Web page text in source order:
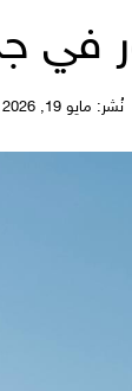
في
نُشر: مايو 19, 2026